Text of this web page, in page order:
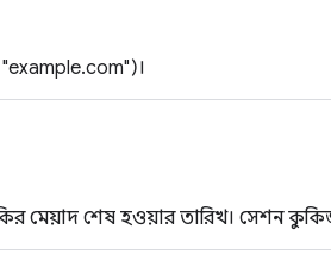
মেয়াদ শেষ হওয়ার তারিখ। সেশন